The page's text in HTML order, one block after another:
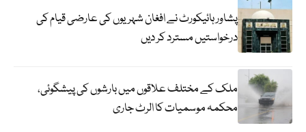
پشاور ہائیکورٹ نے افغان شہریوں کی عارضی قیام کی
درخواستیں مسترد کر دیں
ملک کے مختلف علاقوں میں بارشوں کی پیشگوئی،
محکمہ موسمیات کا الرٹ جاری